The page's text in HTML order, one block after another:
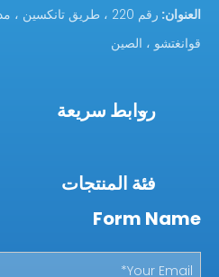
العنوان:
رقم 220 ، طريق تانكسين
قوانغتشو ، الصين
روابط سريعة
فئة المنتجات
Form Name